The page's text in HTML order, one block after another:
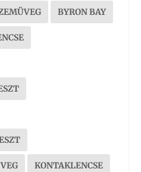
BYRON BAY
KONTAKLENCSE